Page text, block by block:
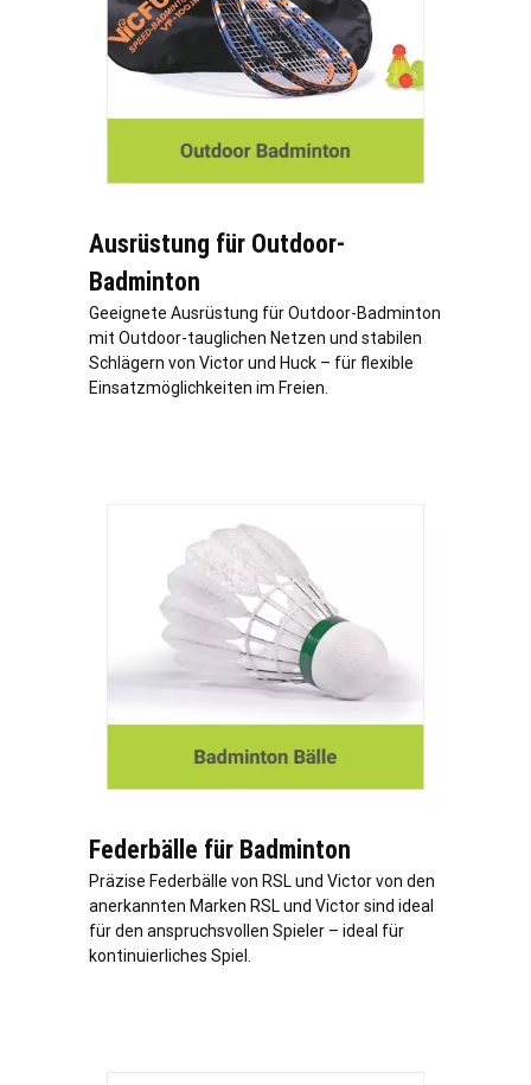
Ausrüstung für Outdoor-
Badminton
Geeignete Ausrüstung für Outdoor-Badminton
mit Outdoor-tauglichen Netzen und stabilen
Schlägern von Victor und Huck – für flexible
Einsatzmöglichkeiten im Freien.
Federbälle für Badminton
Präzise Federbälle von RSL und Victor von den
anerkannten Marken RSL und Victor sind ideal
für den anspruchsvollen Spieler – ideal für
kontinuierliches Spiel.